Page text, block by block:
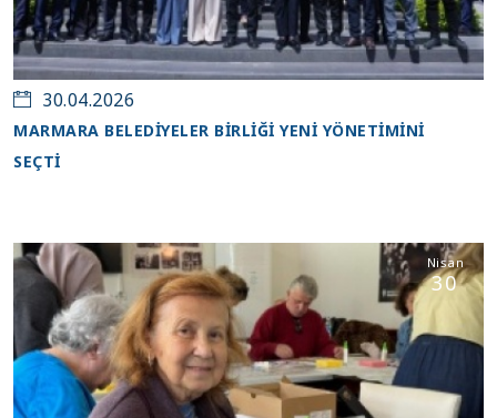
30.04.2026
MARMARA BELEDIYELER BIRLIĞI YENI YÖNETIMINI
SEÇTI
Nisan
30